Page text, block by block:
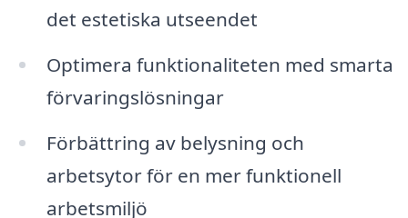
det estetiska utseendet
Optimera funktionaliteten med smarta
förvaringslösningar
Förbättring av belysning och
arbetsytor för en mer funktionell
arbetsmiljö